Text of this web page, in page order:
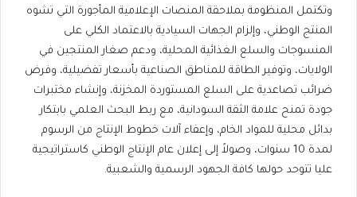
وتكتمل المنظومة بملاحقة المنصات الإعلامية المأجورة التي تشوه
المنتج الوطني، وإلزام الجهات السيادية بالاعتماد الكلي على
المنسوجات والسلع الغذائية المحلية، ودعم صغار المنتجين في
الولايات، وتوفير الطاقة للمناطق الصناعية بأسعار تفضيلية، وفرض
ضرائب تصاعدية على السلع المستوردة المخزنة، وإنشاء مختبرات
جودة تمنح علامة الثقة السودانية، مع ربط البحث العلمي بابتكار
بدائل محلية للمواد الخام، وإعفاء آلات خطوط الإنتاج من الرسوم
لمدة 10 سنوات، وصولاً إلى إعلان عام الإنتاج الوطني كاستراتيجية
عليا تتوحد حولها كافة الجهود الرسمية والشعبية.